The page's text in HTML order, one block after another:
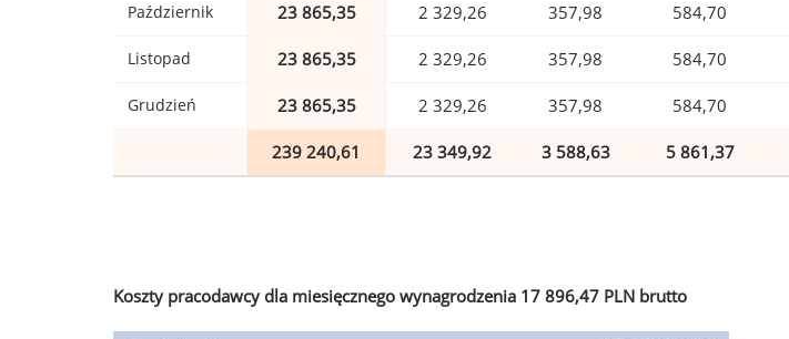
Październik 23 865,35 2 329,26 357,98 584,70
Listopad 23 865,35 2 329,26 357,98 584,70
Grudzień 23 865,35 2 329,26 357,98 584,70
239 240,61 23 349,92 3 588,63 5 861,37
Koszty pracodawcy dla miesięcznego wynagrodzenia 17 896,47 PLN brutto